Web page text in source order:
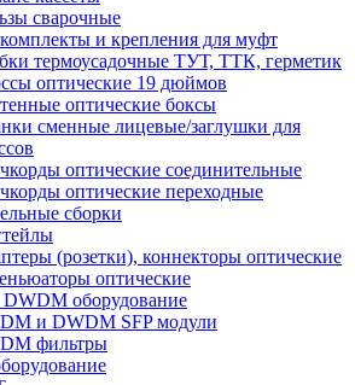
сварочные
и крепления для муфт
термоусадочные ТУТ, ТТК, герметик
оптические 19 дюймов
оптические боксы
сменные лицевые/заглушки для
оптические соединительные
оптические переходные
сборки
(розетки), коннекторы оптические
оптические
оборудование
и DWDM SFP модули
фильтры